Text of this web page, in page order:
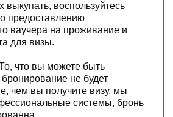
выкупать, воспользуйтесь
предоставлению
ваучера на проживание и
для визы.
что вы можете быть
не будет
чем вы получите визу, мы
системы, бронь